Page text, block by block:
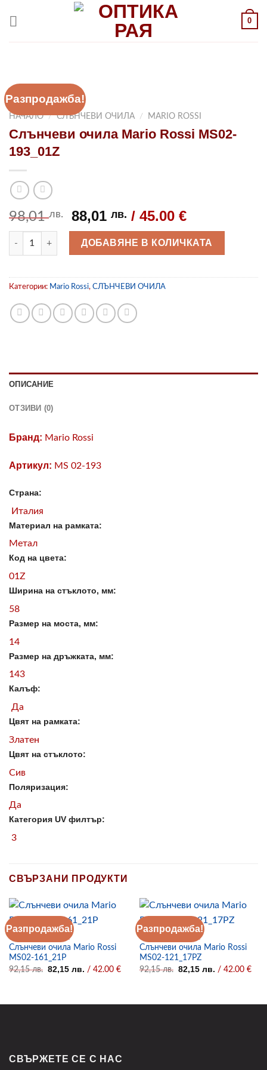
0
Разпродажба!
НАЧАЛО / СЛЪНЧЕВИ ОЧИЛА / MARIO ROSSI
Слънчеви очила Mario Rossi MS02-
193_01Z
98,01лв.
Original
price
was:
98,01 лв..
88,01лв. Текущата
цена
е:
88,01 лв..
/ 45.00 €
количество за Слънчеви очила Mario Rossi MS02-193_01Z
ДОБАВЯНЕ В КОЛИЧКАТА
Категории: Mario Rossi, СЛЪНЧЕВИ ОЧИЛА
ОПИСАНИЕ
ОТЗИВИ (0)
Бранд: Mario Rossi
Артикул: MS 02-193
Страна:
Италия
Материал на рамката:
Метал
Код на цвета:
01Z
Ширина на стъклото, мм:
58
Размер на моста, мм:
14
Размер на дръжката, мм:
143
Калъф:
Да
Цвят на рамката:
Златен
Цвят на стъклото:
Сив
Поляризация:
Да
Категория UV филтър:
3
СВЪРЗАНИ ПРОДУКТИ
Разпродажба!
СЛЪНЧЕВИ ОЧИЛА
Слънчеви очила Mario Rossi
MS02-161_21P
92,15лв. Original
price
82,15 лв. Текущата
/ 42.00 €
Разпродажба!
СЛЪНЧЕВИ ОЧИЛА
Слънчеви очила Mario Rossi
MS02-121_17PZ
92,15лв. Original
price
82,15 лв. Текущата
/ 42.00 €
СВЪРЖЕТЕ СЕ С НАС